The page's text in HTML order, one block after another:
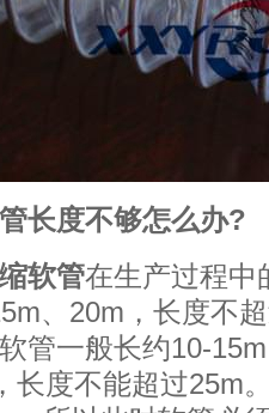
长度不够怎么办?
软管在生产过程中
、20m，长度不
管一般长约10-
长度不能超过25m